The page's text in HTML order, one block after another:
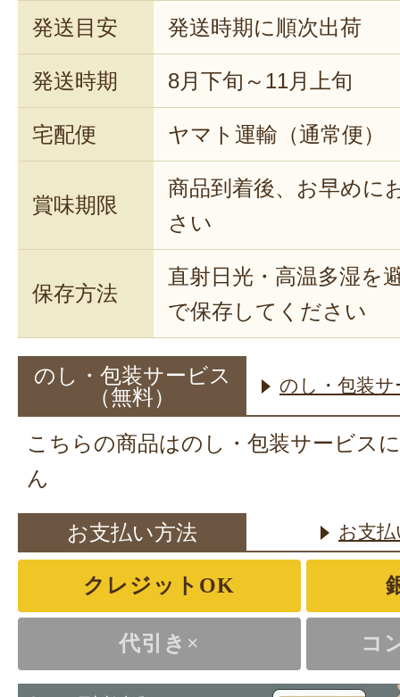
発送目安 発送時期に順次出荷
発送時期 8月下旬～11月上旬
宅配便 ヤマト運輸（通常便）
賞味期限
商品到着後、お早めに
さい
保存方法
直射日光・高温多湿を
で保存してください
のし・包装サービス
（無料）
のし・包装
こちらの商品はのし・包装サービス
ん
お支払い方法 お支
クレジットOK
代引き× コ